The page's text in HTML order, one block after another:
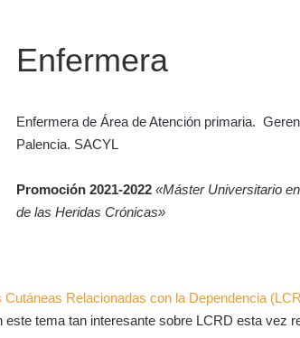
Enfermera
Enfermera de Área de Atención primaria.
Palencia. SACYL
Promoción 2021-2022 «Máster Universitario
de las Heridas Crónicas»
Cutáneas Relacionadas con la Dependencia
este tema tan interesante sobre LCRD esta vez